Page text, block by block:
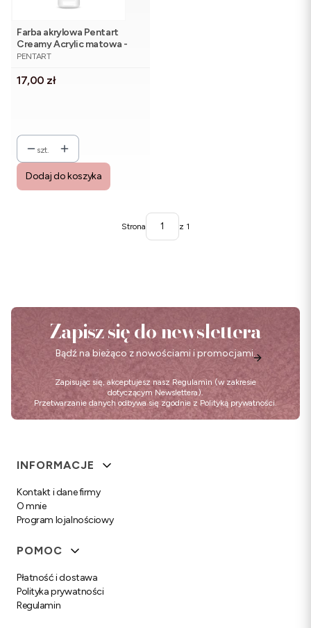
Farba akrylowa Pentart
Creamy Acrylic matowa -
kość słoniowa 60 ml
PRODUCENT
PENTART
Cena
17,00 zł
szt.
Dodaj do koszyka
Strona z 1
Zapisz się do newslettera
Bądź na bieżąco z nowościami i promocjami.
Zapisując się, akceptujesz nasz Regulamin (w zakresie
dotyczącym Newslettera).
Przetwarzanie danych odbywa się zgodnie z Polityką prywatności.
Linki w stopce
INFORMACJE
Kontakt i dane firmy
O mnie
Program lojalnościowy
POMOC
Płatność i dostawa
Polityka prywatności
Regulamin